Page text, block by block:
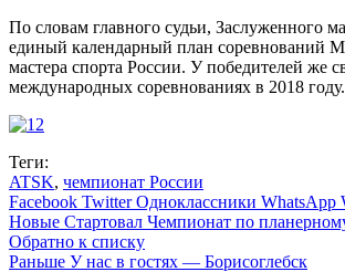
По словам главного судьи, Заслуженного
единый календарный план соревнований
мастера спорта России. У победителей же
международных соревнованиях в 2018
Теги:
ATSK, чемпионат России
Facebook Twitter Одноклассники WhatsApp
Новые Стартовал Чемпионат по
Обратно к списку
Раньше У нас в гостях — Борисоглебск